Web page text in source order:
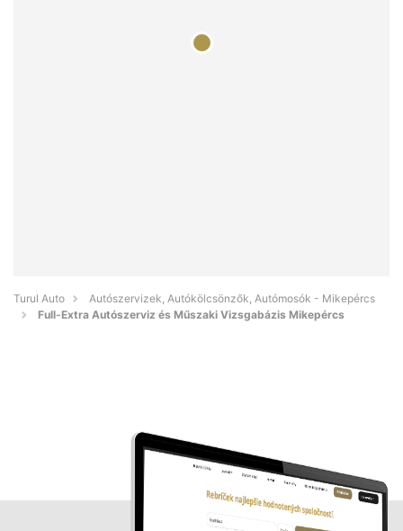
Turul Auto
Autószervizek, Autókölcsönzők, Autómosók - Mikepércs
Full-Extra Autószerviz és Műszaki Vizsgabázis Mikepércs